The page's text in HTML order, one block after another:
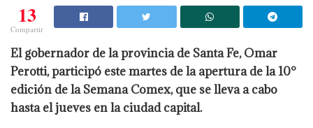
13
Compartir
El gobernador de la provincia de Santa Fe, Omar
Perotti, participó este martes de la apertura de la 10°
edición de la Semana Comex, que se lleva a cabo
hasta el jueves en la ciudad capital.